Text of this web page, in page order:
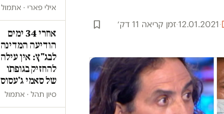
·
12.01.2021
·זמן קריאה 11 דק׳
אילי פארי · אתמול
אחרי 34 ימים
הודיעה המדינה
לבג"ץ: אין עילה
להחזיק בגופתו
של סאמי ג'עסוס
סיון תהל · אתמול